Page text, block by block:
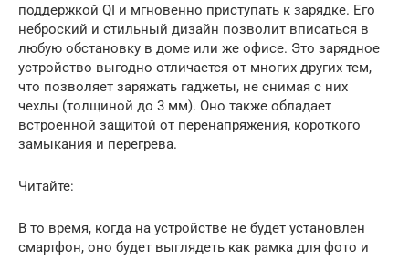
поддержкой QI и мгновенно приступать к зарядке. Его
неброский и стильный дизайн позволит вписаться в
любую обстановку в доме или же офисе. Это зарядное
устройство выгодно отличается от многих других тем,
что позволяет заряжать гаджеты, не снимая с них
чехлы (толщиной до 3 мм). Оно также обладает
встроенной защитой от перенапряжения, короткого
замыкания и перегрева.
Читайте:
В то время, когда на устройстве не будет установлен
смартфон, оно будет выглядеть как рамка для фото и